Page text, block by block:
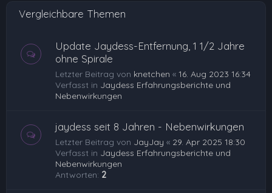
Vergleichbare Themen
Update Jaydess-Entfernung, 1 1/2 Jahre
ohne Spirale
Letzter Beitrag von knetchen « 16. Aug 2023 16:34
Verfasst in Jaydess Erfahrungsberichte und
Nebenwirkungen
jaydess seit 8 Jahren - Nebenwirkungen
Letzter Beitrag von JayJay « 29. Apr 2025 18:30
Verfasst in Jaydess Erfahrungsberichte und
Nebenwirkungen
Antworten: 2